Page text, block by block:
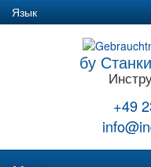
Язык
бу
+49